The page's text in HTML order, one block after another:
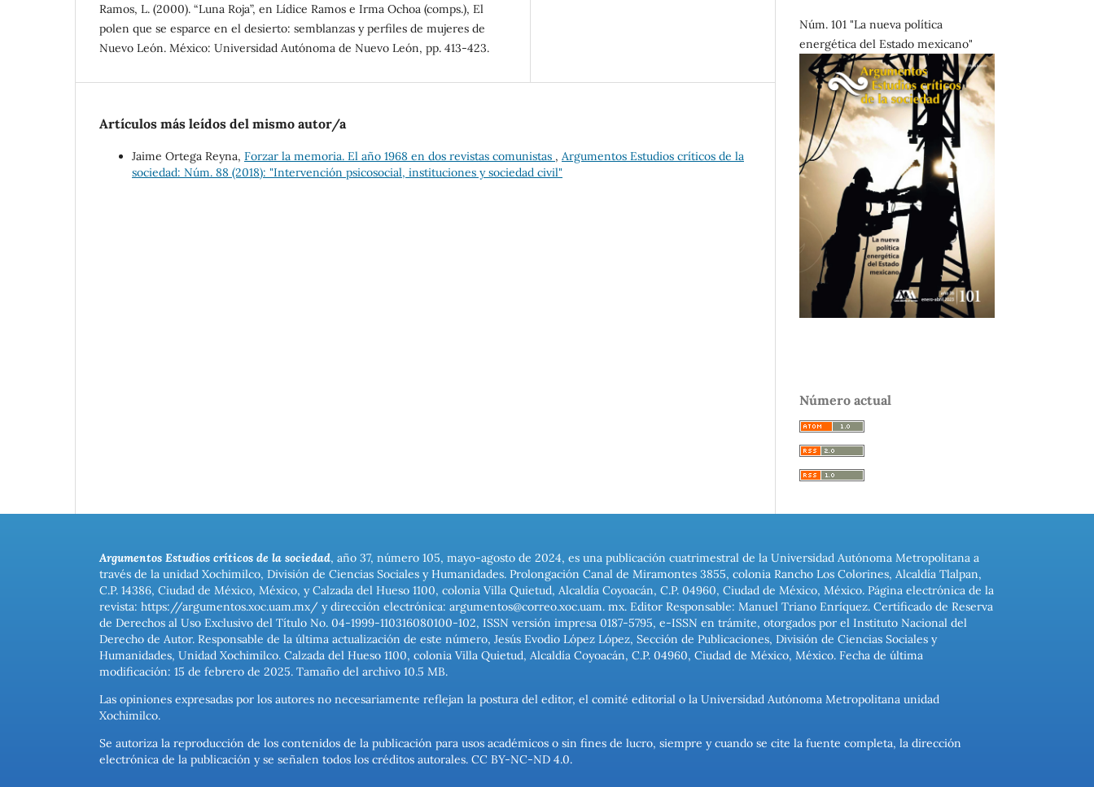
Ramos, L. (2000). “Luna Roja”, en Lídice Ramos e Irma Ochoa (comps.), El
polen que se esparce en el desierto: semblanzas y perfiles de mujeres de
Nuevo León. México: Universidad Autónoma de Nuevo León, pp. 413-423.
Artículos más leídos del mismo autor/a
Jaime Ortega Reyna, Forzar la memoria. El año 1968 en dos revistas comunistas , Argumentos Estudios críticos de la
sociedad: Núm. 88 (2018): "Intervención psicosocial, instituciones y sociedad civil"
Núm. 101 "La nueva política
energética del Estado mexicano"
Número actual
Argumentos Estudios críticos de la sociedad, año 37, número 105, mayo-agosto de 2024, es una publicación cuatrimestral de la Universidad Autónoma Metropolitana a
través de la unidad Xochimilco, División de Ciencias Sociales y Humanidades. Prolongación Canal de Miramontes 3855, colonia Rancho Los Colorines, Alcaldía Tlalpan,
C.P. 14386, Ciudad de México, México, y Calzada del Hueso 1100, colonia Villa Quietud, Alcaldía Coyoacán, C.P. 04960, Ciudad de México, México. Página electrónica de la
revista: https://argumentos.xoc.uam.mx/ y dirección electrónica: argumentos@correo.xoc.uam. mx. Editor Responsable: Manuel Triano Enríquez. Certificado de Reserva
de Derechos al Uso Exclusivo del Título No. 04-1999-110316080100-102, ISSN versión impresa 0187-5795, e-ISSN en trámite, otorgados por el Instituto Nacional del
Derecho de Autor. Responsable de la última actualización de este número, Jesús Evodio López López, Sección de Publicaciones, División de Ciencias Sociales y
Humanidades, Unidad Xochimilco. Calzada del Hueso 1100, colonia Villa Quietud, Alcaldía Coyoacán, C.P. 04960, Ciudad de México, México. Fecha de última
modificación: 15 de febrero de 2025. Tamaño del archivo 10.5 MB.
Las opiniones expresadas por los autores no necesariamente reflejan la postura del editor, el comité editorial o la Universidad Autónoma Metropolitana unidad
Xochimilco.
Se autoriza la reproducción de los contenidos de la publicación para usos académicos o sin fines de lucro, siempre y cuando se cite la fuente completa, la dirección
electrónica de la publicación y se señalen todos los créditos autorales. CC BY-NC-ND 4.0.